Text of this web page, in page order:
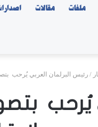
ملفات مقالات
/ رئيس البرلمان العربي يُرحب بتصويت
يُرحب